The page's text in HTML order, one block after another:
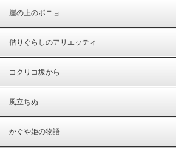
崖の上のポニョ
借りぐらしのアリエッティ
コクリコ坂から
風立ちぬ
かぐや姫の物語